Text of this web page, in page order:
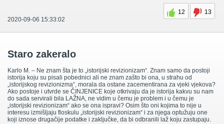
12
13
2020-09-06 15:33:02
Staro zakeralo
Karlo M. – Ne znam šta je to „istorijski revizionizam“. Znam samo da postoji
istorija koju su pisali pobednici ali ne znam zašto bi ona, u strahu od
„istorijskog revizionizma“, morala da ostane zacementirana za vjeki vjekova?
Ako postoje i utvrde se ČINJENICE koje otkrivaju da je istorija kakvu su nam
do sada servirali bila LAŽNA, ne vidim u čemu je problem i u čemu je
„istorijski revizionizam“ ako se ona ispravi? Osim što oni kojima to nije u
interesu izmišljaju floskulu „istorijski revizionizam“ i za njega optužuju one
koji iznose drugačije podatke i zaključke, da bi odbranili laž koju zastupaju.